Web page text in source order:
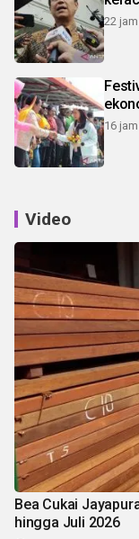
22
16
Video
Bea Cukai
hingga Juli 2026